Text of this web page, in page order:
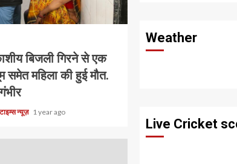
बिजली गिरने से एक
समेत महिला की हुई मौत.
न्यूज़ 1 year ago
Weather
Live Cricket